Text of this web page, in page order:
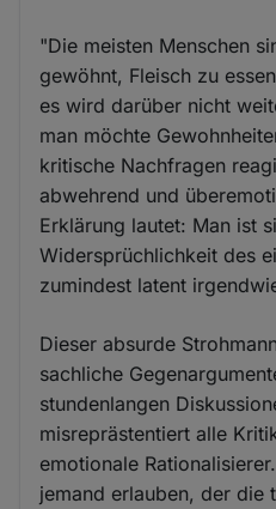
"Die meisten Menschen
gewöhnt, Fleisch zu
es wird darüber nicht
man möchte
kritische Nachfragen
abwehrend und
Erklärung lautet: Man ist
Widersprüchlichkeit des
zumindest latent
Dieser absurde
sachliche
stundenlangen
misreprästentiert alle
emotionale
jemand erlauben, der die